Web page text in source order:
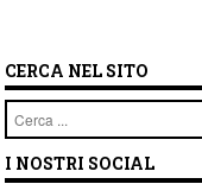
CERCA NEL SITO
Cerca
I NOSTRI SOCIAL